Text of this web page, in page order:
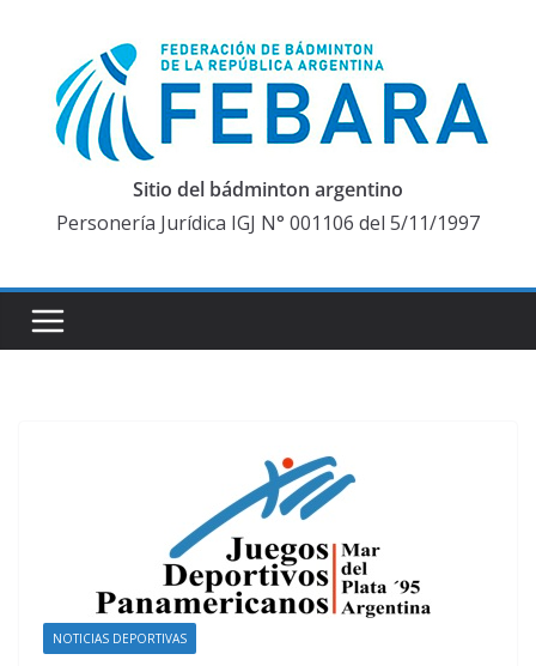
contenido
Sitio del bádminton argentino
Personería Jurídica IGJ N° 001106 del 5/11/1997
NOTICIAS DEPORTIVAS